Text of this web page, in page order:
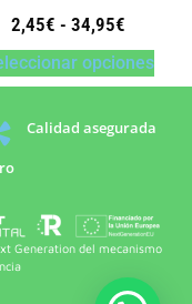
2,45€ - 34,95€
opciones
Calidad asegurada
Generation del mecanismo